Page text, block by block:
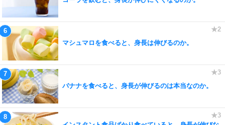
マシュマロを食べると、身長は伸びるのか。
バナナを食べると、身長が伸びるのは本当なのか。